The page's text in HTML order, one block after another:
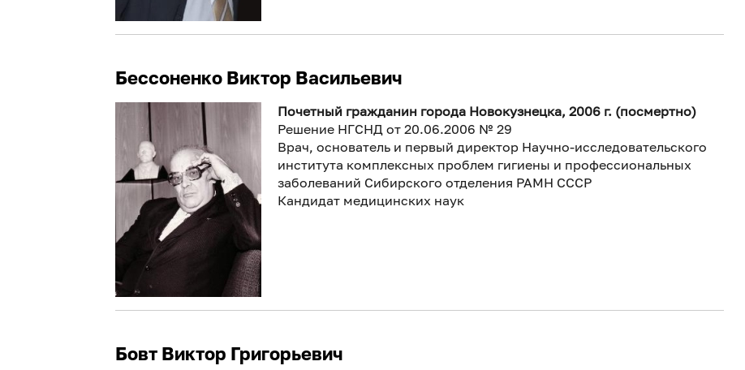
Бессоненко Виктор Васильевич
Почетный гражданин города Новокузнецка, 2006 г. (посмертно)
Решение НГСНД от 20.06.2006 № 29
Врач, основатель и первый директор Научно-исследовательского
института комплексных проблем гигиены и профессиональных
заболеваний Сибирского отделения РАМН СССР
Кандидат медицинских наук
Бовт Виктор Григорьевич